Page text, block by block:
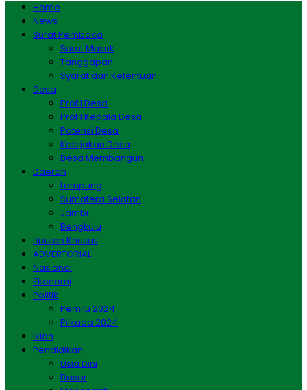
Home
News
Surat Pembaca
Surat Masuk
Tanggapan
Syarat dan Ketentuan
Desa
Profil Desa
Profil Kepala Desa
Potensi Desa
Kebijakan Desa
Desa Membangun
Daerah
Lampung
Sumatera Selatan
Jambi
Bengkulu
Liputan Khusus
ADVERTORIAL
Nasional
Ekonomi
Politik
Pemilu 2024
Pilkada 2024
Iklan
Pendidikan
Usia Dini
Dasar